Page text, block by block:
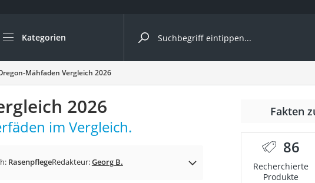
Kategorien
beliebtesten Vergleiche nach Kategorie
feuerfest
Akku-Rasenmäher
Rasentrimmer
Mähfaden Vergleich 2026
2026
im Vergleich.
RasenpflegeRedakteur:Georg B.
Fakten
86
Recherchierte
Produkte